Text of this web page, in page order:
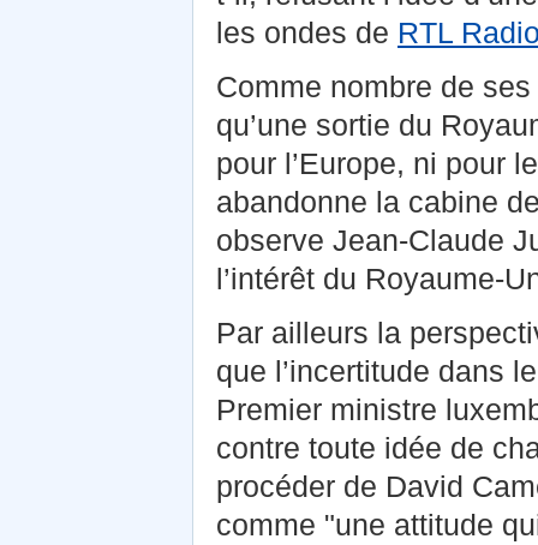
les ondes de RTL
Comme nombre de
qu’une sortie du
pour l’Europe, ni pour
abandonne la cabine
observe Jean-Claude
l’intérêt du Royaume-
Par ailleurs la
que l’incertitude dans
Premier ministre
contre toute idée de
procéder de David
comme "une attitude